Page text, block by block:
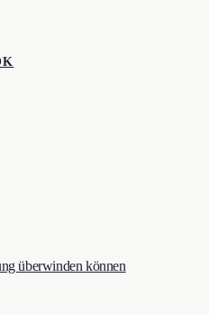
überwinden können